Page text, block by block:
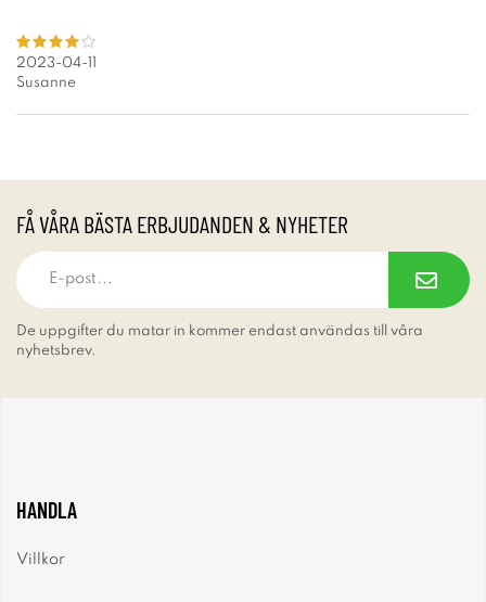
2023-04-11
Susanne
FÅ VÅRA BÄSTA ERBJUDANDEN & NYHETER
De uppgifter du matar in kommer endast användas till våra
nyhetsbrev.
HANDLA
Villkor